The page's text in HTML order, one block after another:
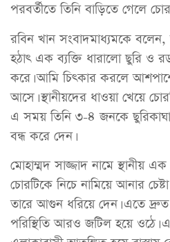
পরবর্তীতে তিনি বাড়িতে গেলে
রবিন খান সংবাদমাধ্যমকে
হঠাৎ এক ব্যক্তি ধারালো ছুরি ও
করে। আমি চিৎকার করলে
আসে। স্থানীয়দের ধাওয়া খেয়ে
এ সময় তিনি ৩-৪ জনকে
বন্ধ করে দেন।
মোহাম্মদ সাজ্জাদ নামে স্থানীয়
চোরটিকে নিচে নামিয়ে আনার
তারে আগুন ধরিয়ে দেন। এতে
পরিস্থিতি আরও জটিল হয়ে ওঠে।